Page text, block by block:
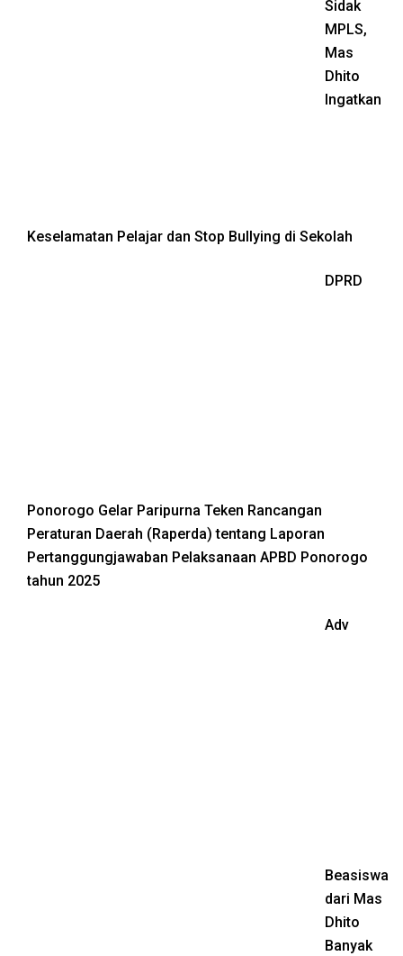
Sidak
MPLS,
Mas
Dhito
Ingatkan
Keselamatan Pelajar dan Stop Bullying di Sekolah
DPRD
Ponorogo Gelar Paripurna Teken Rancangan
Peraturan Daerah (Raperda) tentang Laporan
Pertanggungjawaban Pelaksanaan APBD Ponorogo
tahun 2025
Adv
Beasiswa
dari Mas
Dhito
Banyak